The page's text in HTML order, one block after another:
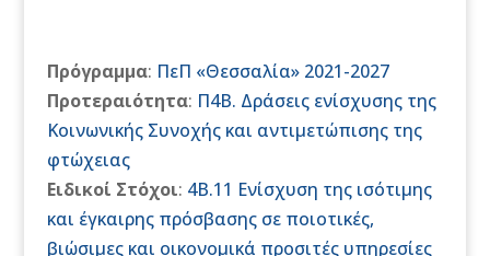
Πρόγραμμα: ΠεΠ «Θεσσαλία» 2021-2027
Προτεραιότητα: Π4Β. Δράσεις ενίσχυσης της
Κοινωνικής Συνοχής και αντιμετώπισης της
φτώχειας
Ειδικοί Στόχοι: 4Β.11 Ενίσχυση της ισότιμης
και έγκαιρης πρόσβασης σε ποιοτικές,
βιώσιμες και οικονομικά προσιτές υπηρεσίες